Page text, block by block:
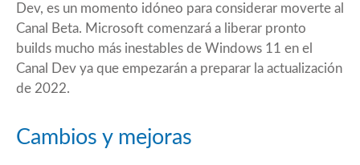
Dev, es un momento idóneo para considerar moverte al
Canal Beta. Microsoft comenzará a liberar pronto
builds mucho más inestables de Windows 11 en el
Canal Dev ya que empezarán a preparar la actualización
de 2022.
Cambios y mejoras